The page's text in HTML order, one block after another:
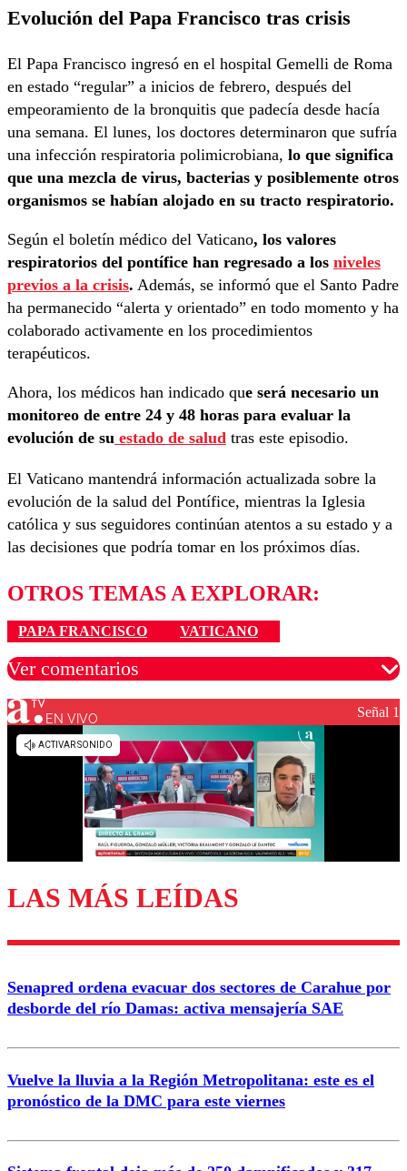
Evolución del Papa Francisco tras crisis
El Papa Francisco ingresó en el hospital Gemelli de Roma
en estado “regular” a inicios de febrero, después del
empeoramiento de la bronquitis que padecía desde hacía
una semana. El lunes, los doctores determinaron que sufría
una infección respiratoria polimicrobiana, lo que significa
que una mezcla de virus, bacterias y posiblemente otros
organismos se habían alojado en su tracto respiratorio.
Según el boletín médico del Vaticano, los valores
respiratorios del pontífice han regresado a los niveles
previos a la crisis. Además, se informó que el Santo Padre
ha permanecido “alerta y orientado” en todo momento y ha
colaborado activamente en los procedimientos
terapéuticos.
Ahora, los médicos han indicado que será necesario un
monitoreo de entre 24 y 48 horas para evaluar la
evolución de su estado de salud tras este episodio.
El Vaticano mantendrá información actualizada sobre la
evolución de la salud del Pontífice, mientras la Iglesia
católica y sus seguidores continúan atentos a su estado y a
las decisiones que podría tomar en los próximos días.
OTROS TEMAS A EXPLORAR:
PAPA FRANCISCO VATICANO
Ver comentarios
Los comentarios son moderados para garantizar un
diálogo respetuoso.
Enviar comentario
EN VIVO Señal 1
LAS MÁS LEÍDAS
Senapred ordena evacuar dos sectores de Carahue por
desborde del río Damas: activa mensajería SAE
Vuelve la lluvia a la Región Metropolitana: este es el
pronóstico de la DMC para este viernes